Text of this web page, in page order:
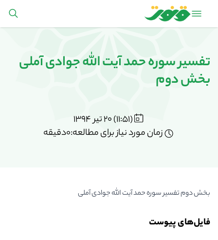
تفسیر سوره حمد آیت الله جوادی آملی
بخش دوم
(11:51) 20 تیر 1394
زمان مورد نیاز برای مطالعه:0دقیقه
بخش دوم تفسیر سوره حمد آیت الله جوادی آملی
فایل‌های پیوست